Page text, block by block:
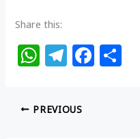
Share this:
W
at
s
T
e
g
F
PREVIOUS